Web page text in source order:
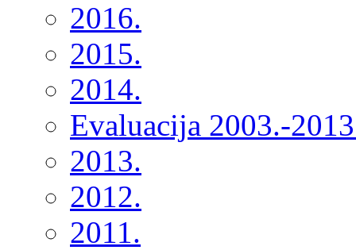
2016.
2015.
2014.
Evaluacija 2003.-
2013.
2012.
2011.